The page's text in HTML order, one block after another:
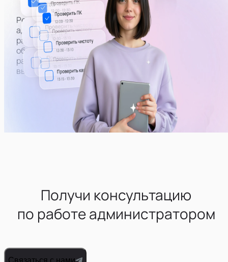
Регулярная часть расписания — приезжать на
адреса вебкам студий, оценивать их внешний вид,
работоспособность техники и бытового
оборудования. При необходимости — пополнять
расходники и работать с поломками (самому или
вызывать человека нужной профессии)
Получи консультацию
по работе администратором
Связаться с нами